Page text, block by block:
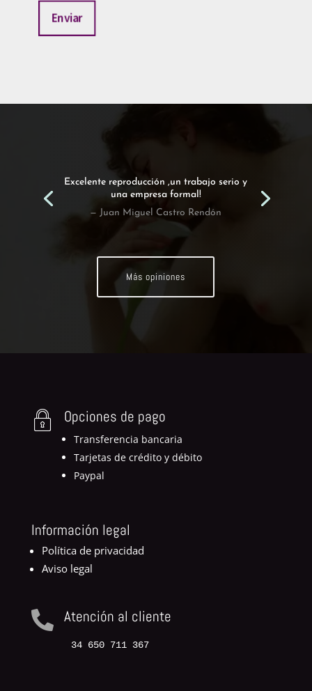
Enviar
Excelente reproducción ,un trabajo serio y
una empresa formal!
— Juan Miguel Castro Rendón
Más opiniones
Opciones de pago
Transferencia bancaria
Tarjetas de crédito y débito
Paypal
Información legal
Política de privacidad
Aviso legal
 Atención al cliente
34 650 711 367